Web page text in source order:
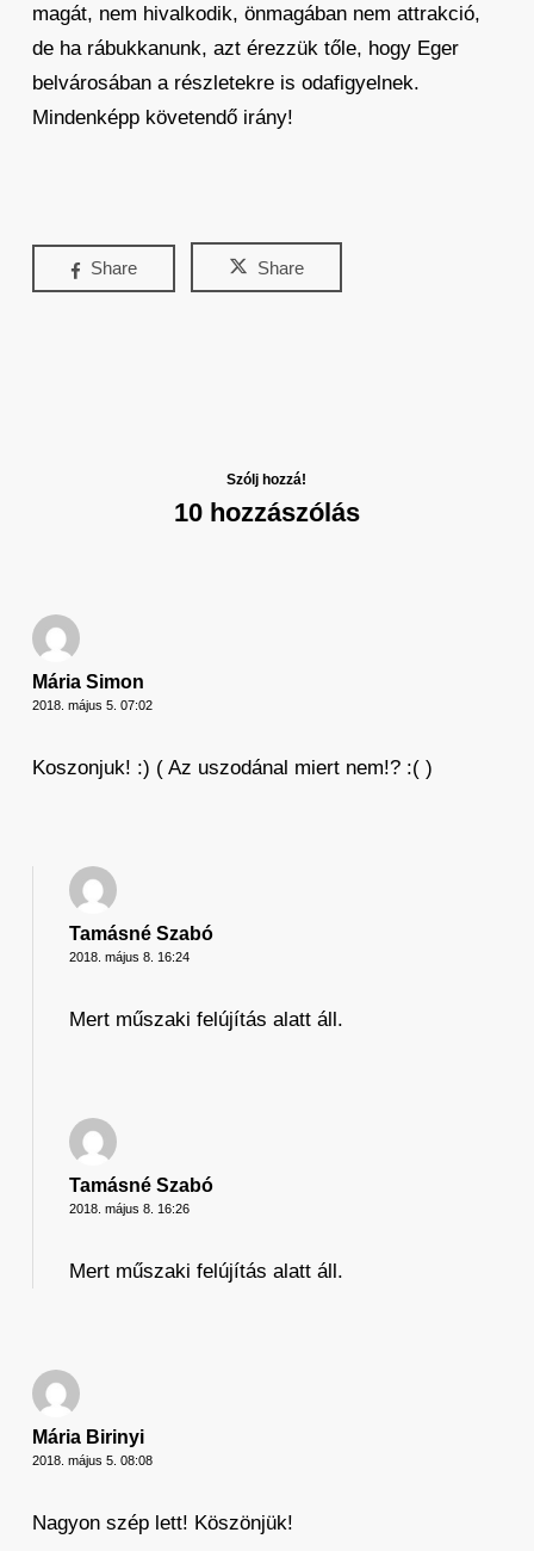
magát, nem hivalkodik, önmagában nem attrakció,
de ha rábukkanunk, azt érezzük tőle, hogy Eger
belvárosában a részletekre is odafigyelnek.
Mindenképp követendő irány!
Share Share
Szólj hozzá!
10 hozzászólás
Mária Simon
2018. május 5. 07:02
Koszonjuk! :) ( Az uszodánal miert nem!? :( )
Tamásné Szabó
2018. május 8. 16:24
Mert műszaki felújítás alatt áll.
Tamásné Szabó
2018. május 8. 16:26
Mert műszaki felújítás alatt áll.
Mária Birinyi
2018. május 5. 08:08
Nagyon szép lett! Köszönjük!